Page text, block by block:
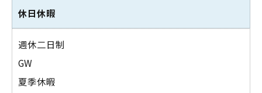
休日休暇
週休二日制
GW
夏季休暇